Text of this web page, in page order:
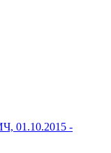
01.10.2015 -